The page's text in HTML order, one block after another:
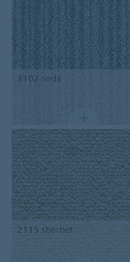
3102 soda
2115 sherbet